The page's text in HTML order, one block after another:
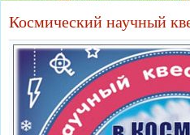
Космический научный